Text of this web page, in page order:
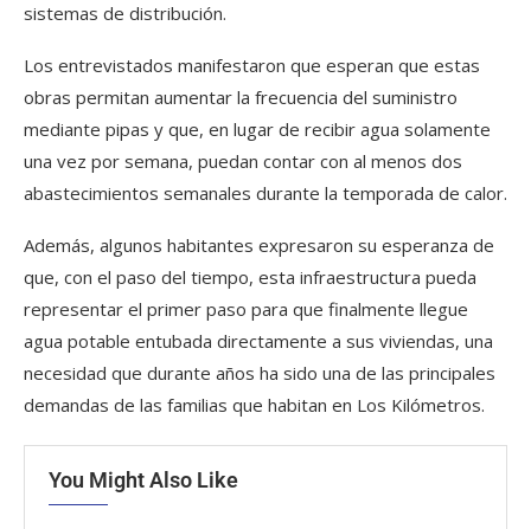
sistemas de distribución.
Los entrevistados manifestaron que esperan que estas
obras permitan aumentar la frecuencia del suministro
mediante pipas y que, en lugar de recibir agua solamente
una vez por semana, puedan contar con al menos dos
abastecimientos semanales durante la temporada de calor.
Además, algunos habitantes expresaron su esperanza de
que, con el paso del tiempo, esta infraestructura pueda
representar el primer paso para que finalmente llegue
agua potable entubada directamente a sus viviendas, una
necesidad que durante años ha sido una de las principales
demandas de las familias que habitan en Los Kilómetros.
You Might Also Like